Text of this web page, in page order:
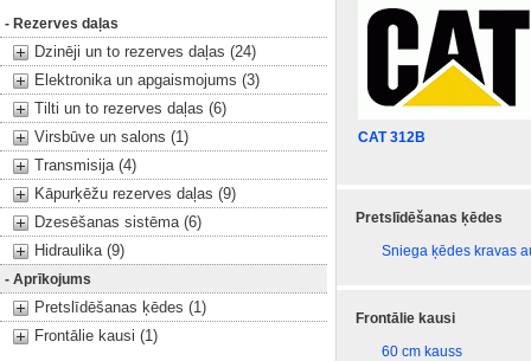
- Rezerves daļas
Dzinēji un to rezerves daļas (24)
Elektronika un apgaismojums (3)
Tilti un to rezerves daļas (6)
Virsbūve un salons (1)
Transmisija (4)
Kāpurķēžu rezerves daļas (9)
Dzesēšanas sistēma (6)
Hidraulika (9)
- Aprīkojums
Pretslīdēšanas ķēdes (1)
Frontālie kausi (1)
CAT 312B
Pretslīdēšanas ķēdes
Sniega ķēdes kravas
Frontālie kausi
60 cm kauss